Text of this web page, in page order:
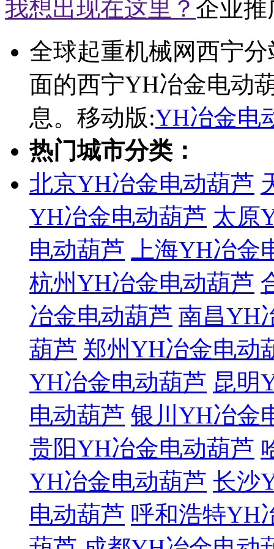
我想出现在这里？ 企业推
全球起重机械网西宁
面的西宁YH冶金电动
息。移动版:YH冶金电
热门城市分类：
北京YH冶金电动葫芦
YH冶金电动葫芦 太原
电动葫芦
上海YH冶金
杭州YH冶金电动葫芦
冶金电动葫芦 南昌YH
葫芦 郑州YH冶金电动
YH冶金电动葫芦 昆明
电动葫芦 银川YH冶金
贵阳YH冶金电动葫芦
YH冶金电动葫芦 长沙
电动葫芦 呼和浩特YH